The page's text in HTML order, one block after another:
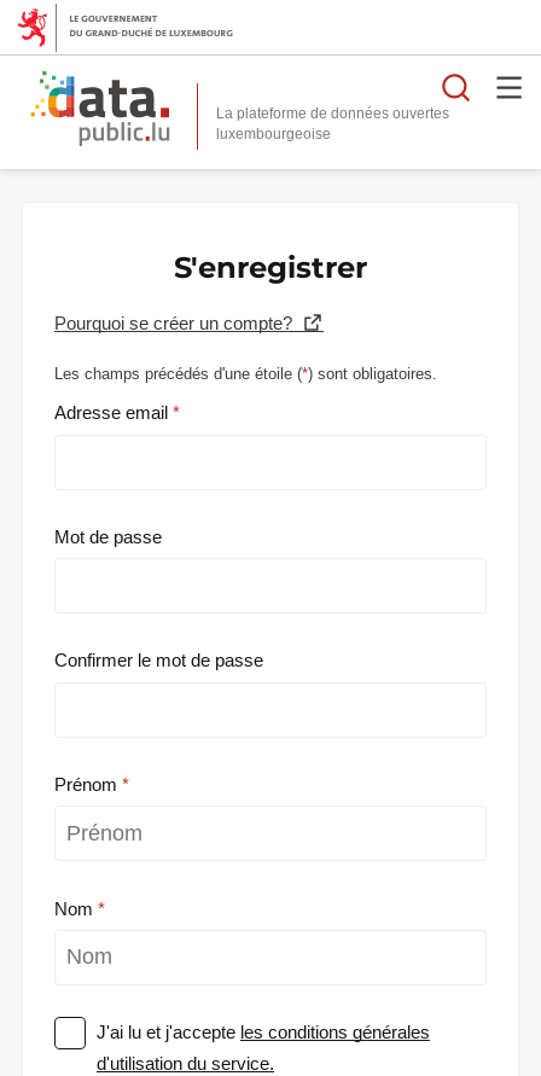
La plateforme de données ouvertes
S'enregistrer
Pourquoi se créer un compte?
Les champs précédés d'une étoile (*) sont obligatoires.
Adresse email
Mot de passe
Confirmer le mot de passe
Prénom
Nom
J'ai lu et j'accepte les conditions générales
d'utilisation du service.